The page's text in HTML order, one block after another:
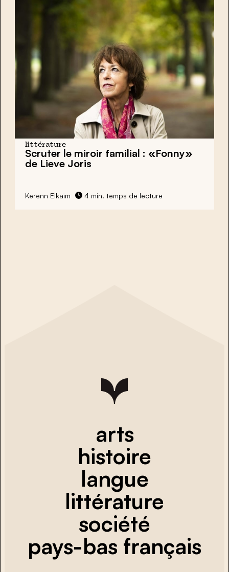
littérature
Scruter le miroir familial : «Fonny»
de Lieve Joris
Kerenn Elkaïm 4 min. temps de lecture
arts
histoire
langue
littérature
société
pays-bas français